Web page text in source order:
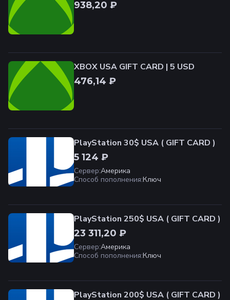
938,20 ₽
XBOX USA GIFT CARD | 5 USD
476,14 ₽
PlayStation 30$ USA ( GIFT CARD )
5 124 ₽
Сервер:Америка
Способ пополнения:Ключ
PlayStation 250$ USA ( GIFT CARD )
23 311,20 ₽
Сервер:Америка
Способ пополнения:Ключ
PlayStation 200$ USA ( GIFT CARD )